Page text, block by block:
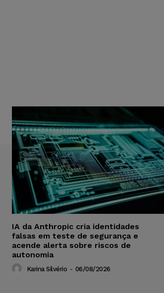
IA da Anthropic cria identidades
falsas em teste de segurança e
acende alerta sobre riscos de
autonomia
Karina Silvério - 06/08/2026